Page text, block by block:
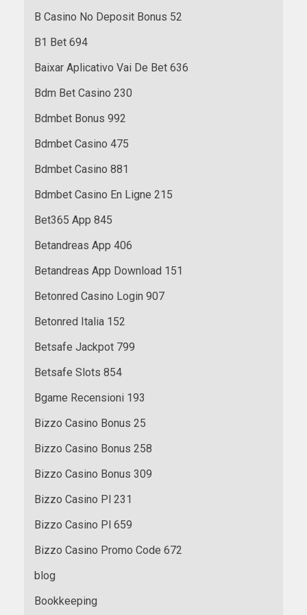
B Casino No Deposit Bonus 52
B1 Bet 694
Baixar Aplicativo Vai De Bet 636
Bdm Bet Casino 230
Bdmbet Bonus 992
Bdmbet Casino 475
Bdmbet Casino 881
Bdmbet Casino En Ligne 215
Bet365 App 845
Betandreas App 406
Betandreas App Download 151
Betonred Casino Login 907
Betonred Italia 152
Betsafe Jackpot 799
Betsafe Slots 854
Bgame Recensioni 193
Bizzo Casino Bonus 25
Bizzo Casino Bonus 258
Bizzo Casino Bonus 309
Bizzo Casino Pl 231
Bizzo Casino Pl 659
Bizzo Casino Promo Code 672
blog
Bookkeeping